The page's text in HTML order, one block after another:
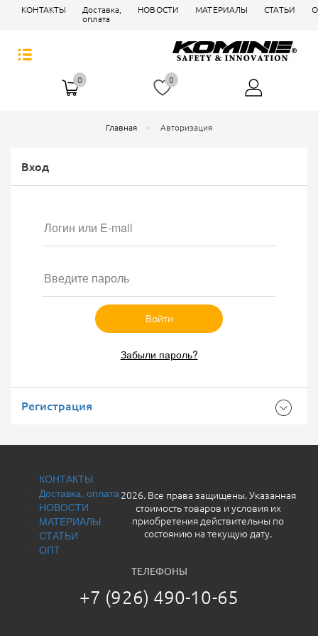
КОНТАКТЫ
Доставка,
оплата
НОВОСТИ МАТЕРИАЛЫ СТАТЬИ
0 0
Главная Авторизация
Вход
Войти
Забыли пароль?
Регистрация
КОНТАКТЫ
Доставка, оплата
НОВОСТИ
МАТЕРИАЛЫ
СТАТЬИ
ОПТ
ТЕЛЕФОНЫ
+7 (926) 490-10-65
2026. Все права защищены. Указанная
стоимость товаров и условия их
приобретения действительны по
состоянию на текущую дату.